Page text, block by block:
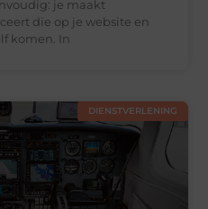
je maakt
die op je website en
komen. In
DIENSTVERLENING